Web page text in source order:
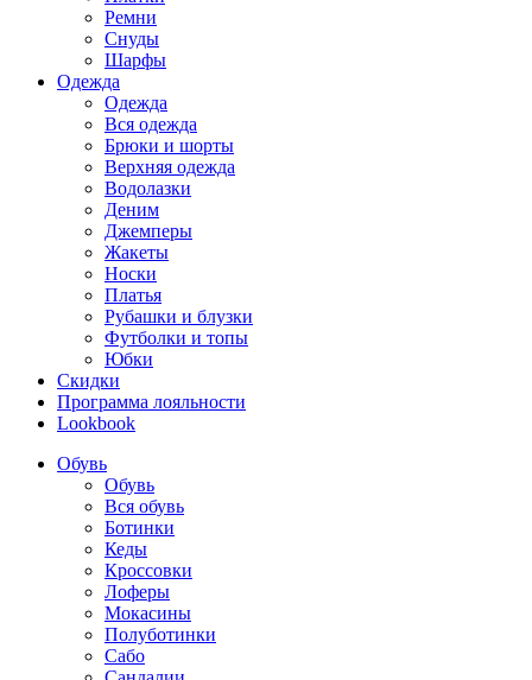
Ремни
Снуды
Шарфы
Одежда
Одежда
Вся одежда
Брюки и шорты
Верхняя одежда
Водолазки
Деним
Джемперы
Жакеты
Носки
Платья
Рубашки и блузки
Футболки и топы
Юбки
Скидки
Программа лояльности
Lookbook
Обувь
Обувь
Вся обувь
Ботинки
Кеды
Кроссовки
Лоферы
Мокасины
Полуботинки
Сабо